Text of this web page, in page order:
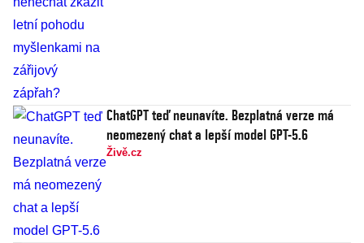
ChatGPT teď neunavíte. Bezplatná verze má
neomezený chat a lepší model GPT-5.6
Živě.cz